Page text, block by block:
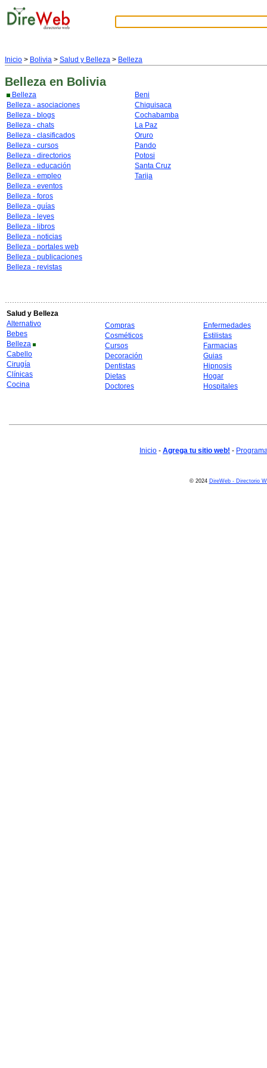
Inicio > Bolivia > Salud y Belleza > Belleza
Belleza en Bolivia
Belleza
Belleza - asociaciones
Belleza - blogs
Belleza - chats
Belleza - clasificados
Belleza - cursos
Belleza - directorios
Belleza - educación
Belleza - empleo
Belleza - eventos
Belleza - foros
Belleza - guías
Belleza - leyes
Belleza - libros
Belleza - noticias
Belleza - portales web
Belleza - publicaciones
Belleza - revistas
Beni
Chiquisaca
Cochabamba
La Paz
Oruro
Pando
Potosi
Santa Cruz
Tarija
Salud y Belleza
Alternativo
Bebes
Belleza
Cabello
Cirugía
Clínicas
Cocina
Compras
Cosméticos
Cursos
Decoración
Dentistas
Dietas
Doctores
Enfermedades
Estilistas
Farmacias
Guias
Hipnosis
Hogar
Hospitales
Inicio - Agrega tu sitio web! -
© 2024 DireWeb - Directorio